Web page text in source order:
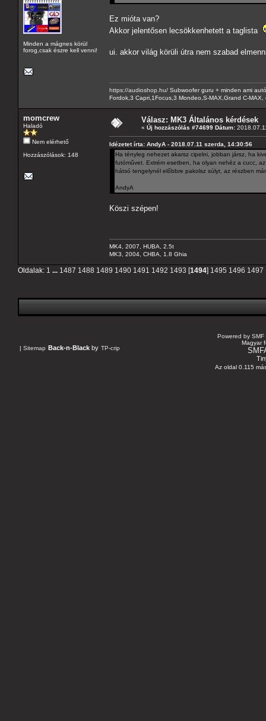
Minden a mágnes körül
forog,csak észre kell venni!
Ez mióta van?
Akkor jelentősen lecsökkenhetett a taglista
ui. akkor világ körüli útra nem szabad
https://audioshop.hu/ Subwoofer guru + minden ami
Fordok,3 Capri,1Focus,3 Mondeo,S-MAX,Grand C-
momcrew
Haladó
Nem elérhető
Hozzászólások: 148
Válasz: MK3 Általános kérdések
« Új hozzászólás #74699 Dátum:
Idézetet írta: AndyA - 2018.07.11 szerda, 14:30:56
Ha tényleg nehezet akarsz cipelni, jobban jársz, ha
futóművet. Extrém esetben, ha olyan nehéz a cucc,
hátsó tengelynél előbbre pakolsz súlyt, az részben
AndyA
Köszi szépen!
MK4, 2007, HUBA, 2.5t
MK3, 2004, CHBA, 1.8 Ghia
Oldalak: 1 ... 1487 1488 1489 1490 1491 1492 1493 [1494] 1495 1496 1497
| Sitemap Back-n-Black by TP-crip
Powered by SMF
Magyar
Az oldal 0.115